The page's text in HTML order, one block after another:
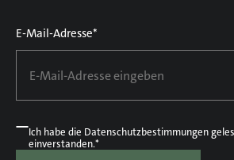
E-Mail-Adresse*
Ich habe die Datenschutzbestimmungen
einverstanden.*